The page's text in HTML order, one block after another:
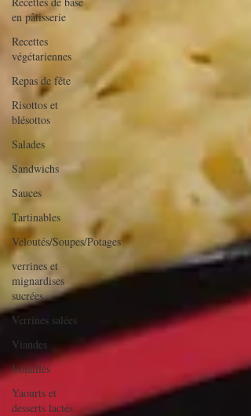
en pâtisserie
Recettes
végétariennes
Repas de fête
Risottos et
blésottos
Salades
Sandwichs
Sauces
Tartinables
Veloutés/Soupes/Potages
verrines et
mignardises
sucrées
Verrines salées
Viandes
Volailles
Yaourts et
desserts lactés